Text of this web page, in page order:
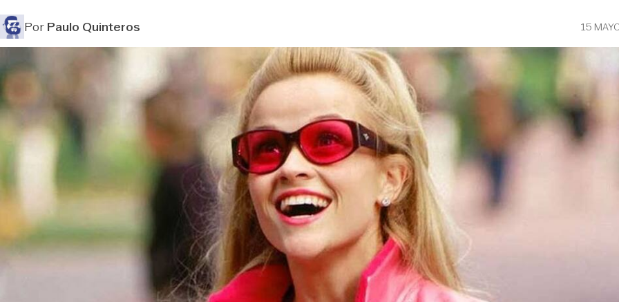
PorPaulo Quinteros 15